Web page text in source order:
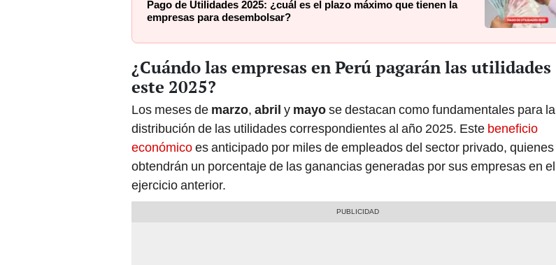
Pago de Utilidades 2025: ¿cuál es el plazo máximo que tienen la
empresas para desembolsar?
¿Cuándo las empresas en Perú pagarán las utilidades
este 2025?
Los meses de marzo, abril y mayose destacan como fundamentales para la
distribución de las utilidades correspondientes al año 2025. Este beneficio
económicoes anticipado por miles de empleados del sector privado, quienes
obtendrán un porcentaje de las ganancias generadas por sus empresas en el
ejercicio anterior.